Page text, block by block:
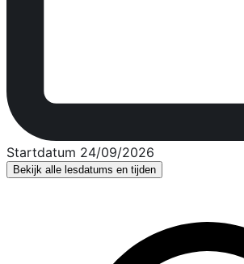
Startdatum 24/09/2026
Bekijk alle lesdatums en tijden